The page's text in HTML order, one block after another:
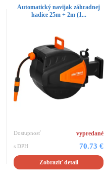
Automatický navijak záhradnej
hadice 25m + 2m (1...
Dostupnosť vypredané
s DPH 70.73 €
Zobraziť detail